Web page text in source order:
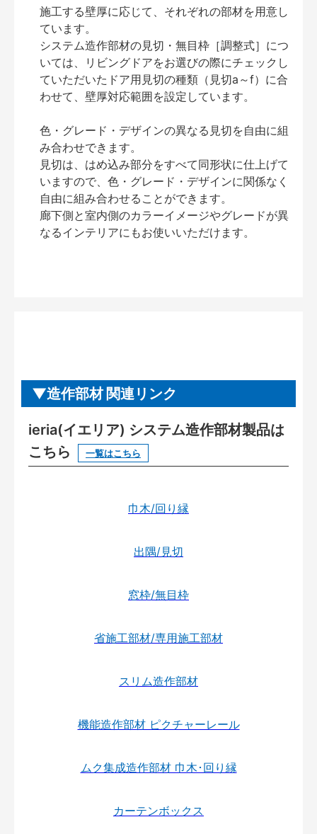
施工する壁厚に応じて、それぞれの部材を用意し
ています。
システム造作部材の見切・無目枠［調整式］につ
いては、リビングドアをお選びの際にチェックし
ていただいたドア用見切の種類（見切a～f）に合
わせて、壁厚対応範囲を設定しています。
色・グレード・デザインの異なる見切を自由に組
み合わせできます。
見切は、はめ込み部分をすべて同形状に仕上げて
いますので、色・グレード・デザインに関係なく
自由に組み合わせることができます。
廊下側と室内側のカラーイメージやグレードが異
なるインテリアにもお使いいただけます。
造作部材 関連リンク
ieria(イエリア) システム造作部材製品は
こちら
一覧はこちら
巾木/回り縁
出隅/見切
窓枠/無目枠
省施工部材/専用施工部材
スリム造作部材
機能造作部材 ピクチャーレール
ムク集成造作部材 巾木･回り縁
カーテンボックス